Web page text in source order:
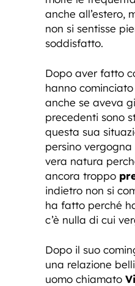
anche all’estero,
non si sentisse
soddisfatto.
Dopo aver fatto
hanno
anche se aveva
precedenti sono
questa sua
persino
vera natura
ancora troppo
indietro non si
ha fatto perché
c’è nulla di cui
Dopo il suo
una relazione
uomo chiamato